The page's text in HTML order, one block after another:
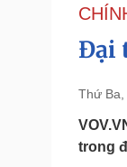
Chính trị
Tổ
Nhận
Pháp
Đại
Thứ Ba,
trong